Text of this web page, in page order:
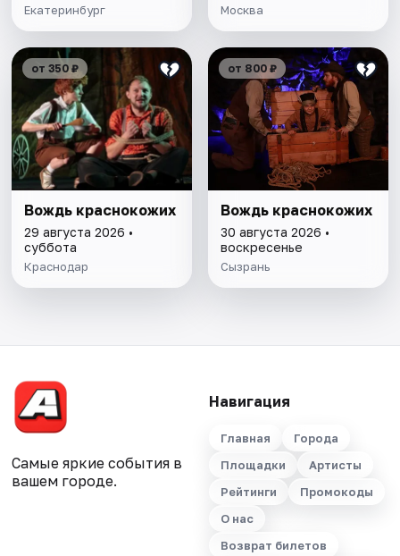
Екатеринбург Москва
от 350 ₽
Вождь краснокожих
29 августа 2026 •
суббота
Краснодар
от 800 ₽
Вождь краснокожих
30 августа 2026 •
воскресенье
Сызрань
Самые яркие события в
вашем городе.
Навигация
Главная
Города
Площадки
Артисты
Рейтинги
Промокоды
О нас
Возврат билетов